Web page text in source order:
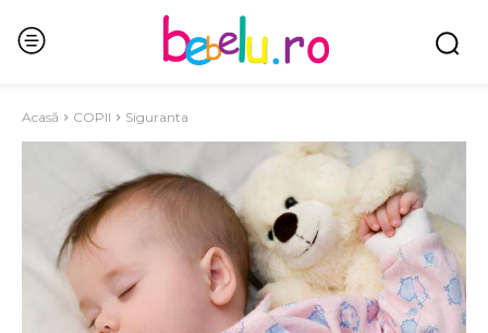
Acasă COPII Siguranta